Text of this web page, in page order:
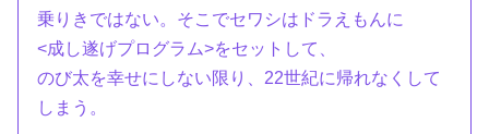
乗りきではない。そこでセワシはドラえもんに
<成し遂げプログラム>をセットして、
のび太を幸せにしない限り、22世紀に帰れなくして
しまう。